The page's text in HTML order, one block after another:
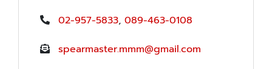
02-957-5833, 089-463-0108
spearmaster.mmm@gmail.com